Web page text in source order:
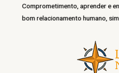
Comprometimento, aprender e
bom relacionamento humano,